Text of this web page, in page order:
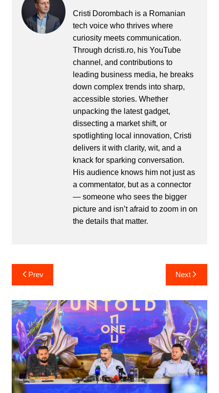
Cristi Dorombach is a Romanian
tech voice who thrives where
curiosity meets communication.
Through dcristi.ro, his YouTube
channel, and contributions to
leading business media, he breaks
down complex trends into sharp,
accessible stories. Whether
unpacking the latest gadget,
dissecting a market shift, or
spotlighting local innovation, Cristi
delivers it with clarity, wit, and a
knack for sparking conversation.
His audience knows him not just as
a commentator, but as a connector
— someone who sees the bigger
picture and isn’t afraid to zoom in on
the details that matter.
Post
navigation
Prev Next